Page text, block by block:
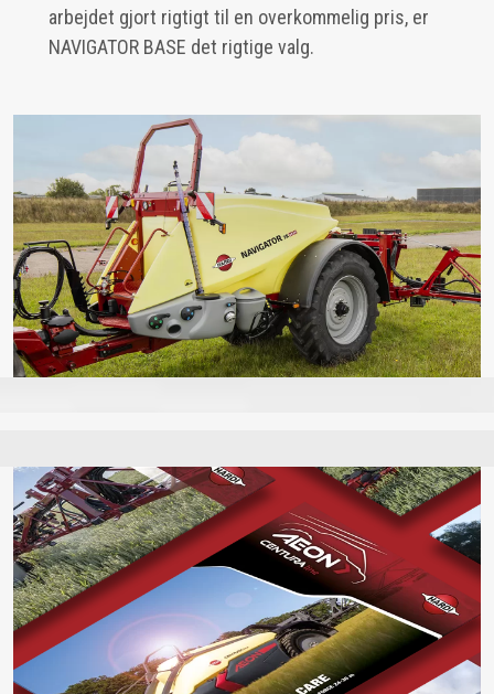
arbejdet gjort rigtigt til en overkommelig pris, er
NAVIGATOR BASE det rigtige valg.